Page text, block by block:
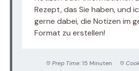
Rezept, das Sie haben, und
gerne dabei, die Notizen im
Format zu erstellen!
Prep Time: 15 Minuten